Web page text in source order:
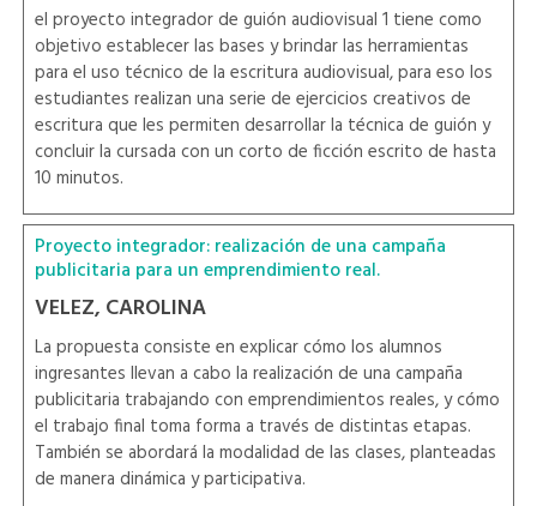
el proyecto integrador de guión audiovisual 1 tiene como
objetivo establecer las bases y brindar las herramientas
para el uso técnico de la escritura audiovisual, para eso los
estudiantes realizan una serie de ejercicios creativos de
escritura que les permiten desarrollar la técnica de guión y
concluir la cursada con un corto de ficción escrito de hasta
10 minutos.
Proyecto integrador: realización de una campaña
publicitaria para un emprendimiento real.
VELEZ, CAROLINA
La propuesta consiste en explicar cómo los alumnos
ingresantes llevan a cabo la realización de una campaña
publicitaria trabajando con emprendimientos reales, y cómo
el trabajo final toma forma a través de distintas etapas.
También se abordará la modalidad de las clases, planteadas
de manera dinámica y participativa.